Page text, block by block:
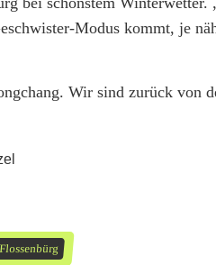
Modus kommt, je
Wir sind zurück von
Flossenbürg